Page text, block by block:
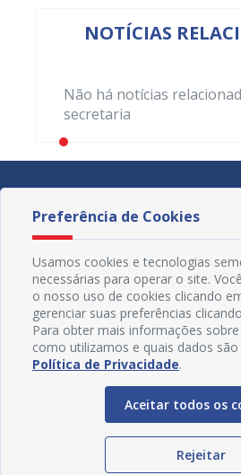
NOTÍCIAS
Não há notícias
secretaria
Redes
Preferência de Cookies
Usamos cookies e tecnologias
necessárias para operar o site.
o nosso uso de cookies clicando
gerenciar suas preferências
Para obter mais informações
como utilizamos e quais dados
Política de Privacidade.
Aceitar todos os
Rejeitar